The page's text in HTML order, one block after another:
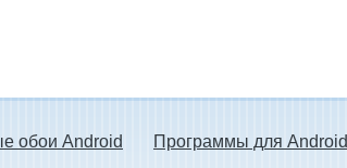
обои Android Программы для Android